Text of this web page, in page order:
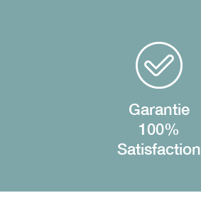
Garantie
100%
Satisfaction